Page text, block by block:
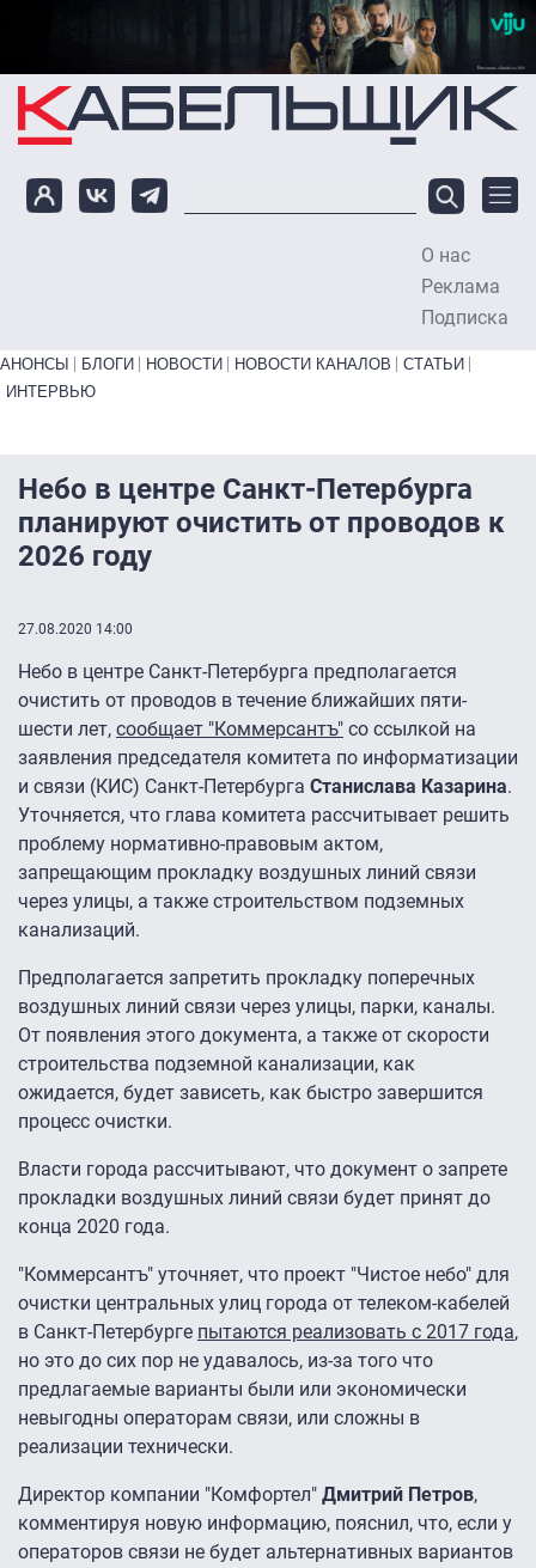
Перейти к основному содержанию
О нас
Реклама
Подписка
Primary links bottom
АНОНСЫ БЛОГИ НОВОСТИ НОВОСТИ КАНАЛОВ
СТАТЬИ
ИНТЕРВЬЮ
Небо в центре Санкт-Петербурга
планируют очистить от проводов к
2026 году
27.08.2020 14:00
Небо в центре Санкт-Петербурга предполагается
очистить от проводов в течение ближайших пяти-
шести лет, сообщает "Коммерсантъ" со ссылкой на
заявления председателя комитета по информатизации
и связи (КИС) Санкт-Петербурга Станислава Казарина.
Уточняется, что глава комитета рассчитывает решить
проблему нормативно-правовым актом,
запрещающим прокладку воздушных линий связи
через улицы, а также строительством подземных
канализаций.
Предполагается запретить прокладку поперечных
воздушных линий связи через улицы, парки, каналы.
От появления этого документа, а также от скорости
строительства подземной канализации, как
ожидается, будет зависеть, как быстро завершится
процесс очистки.
Власти города рассчитывают, что документ о запрете
прокладки воздушных линий связи будет принят до
конца 2020 года.
"Коммерсантъ" уточняет, что проект "Чистое небо" для
очистки центральных улиц города от телеком-кабелей
в Санкт-Петербурге пытаются реализовать с 2017 года,
но это до сих пор не удавалось, из-за того что
предлагаемые варианты были или экономически
невыгодны операторам связи, или сложны в
реализации технически.
Директор компании "Комфортел" Дмитрий Петров,
комментируя новую информацию, пояснил, что, если у
операторов связи не будет альтернативных вариантов